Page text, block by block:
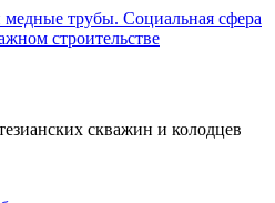
медные трубы. Социальная сфера
строительстве
скважин и колодцев